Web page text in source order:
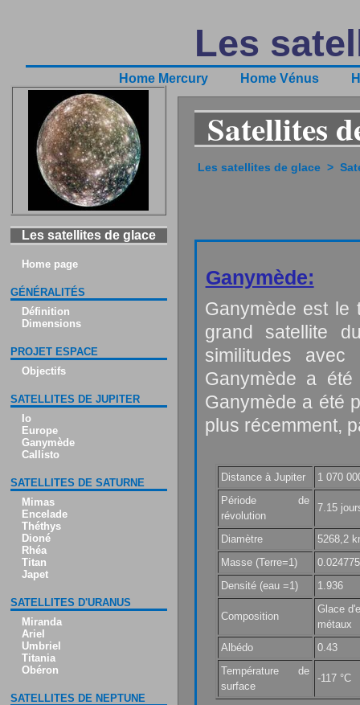
Les
Home Mercury Home Vénus
Les satellites de glace
Home page
GÉNÉRALITÉS
Définition
Dimensions
PROJET ESPACE
Objectifs
SATELLITES DE JUPITER
Io
Europe
Ganymède
Callisto
SATELLITES DE SATURNE
Mimas
Encelade
Théthys
Dioné
Rhéa
Titan
Japet
SATELLITES D'URANUS
Miranda
Ariel
Umbriel
Titania
Obéron
SATELLITES DE NEPTUNE
Satellites
Les satellites de glace >
Ganymède:
Ganymède est le
grand satellite
similitudes
Ganymède a
Ganymède a été
plus récemment,
Distance à Jupiter
1 070
Période de
révolution
7.15
Diamètre
5268,2
Masse (Terre=1)
Densité (eau =1)
1.936
Composition
Glace
métaux
Albédo
0.43
Température de
surface
-117 °C